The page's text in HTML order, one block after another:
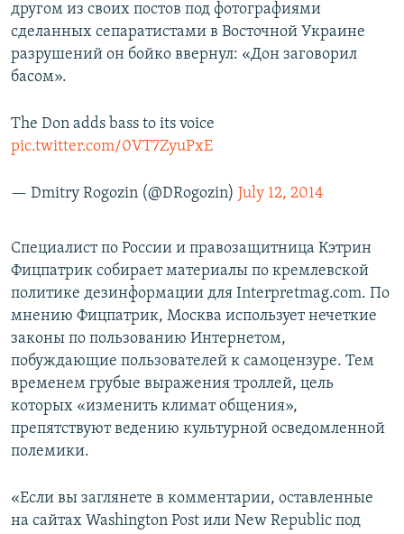
другом из своих постов под фотографиями
сделанных сепаратистами в Восточной Украине
разрушений он бойко ввернул: «Дон заговорил
басом».
The Don adds bass to its voice
pic.twitter.com/0VT7ZyuPxE
— Dmitry Rogozin (@DRogozin) July 12, 2014
Специалист по России и правозащитница Кэтрин
Фицпатрик собирает материалы по кремлевской
политике дезинформации для Interpretmag.com. По
мнению Фицпатрик, Москва использует нечеткие
законы по пользованию Интернетом,
побуждающие пользователей к самоцензуре. Тем
временем грубые выражения троллей, цель
которых «изменить климат общения»,
препятствуют ведению культурной осведомленной
полемики.
«Если вы заглянете в комментарии, оставленные
на сайтах Washington Post или New Republic под